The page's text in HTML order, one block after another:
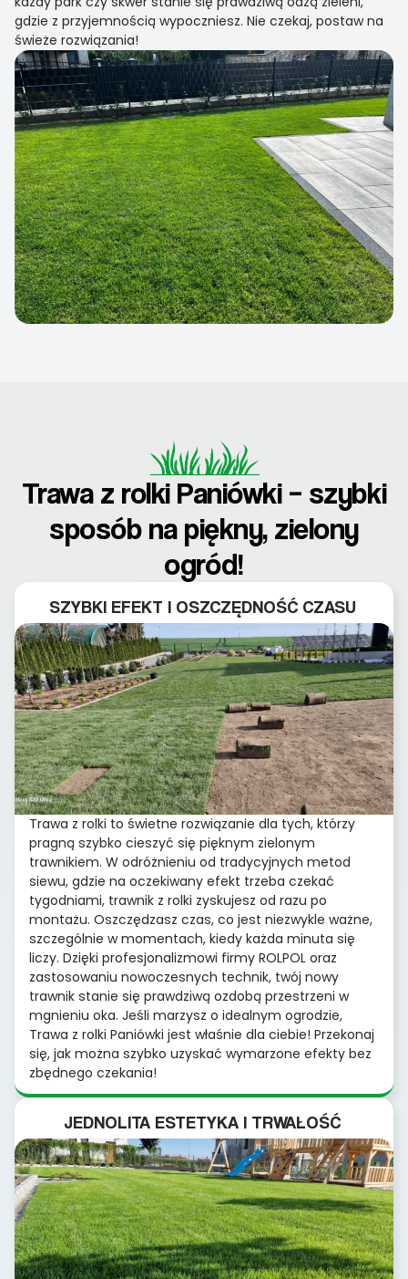
gdzie z przyjemnością wypoczniesz. Nie czekaj, postaw na
świeże rozwiązania!
Trawa z rolki Paniówki – szybki
sposób na piękny, zielony
ogród!
SZYBKI EFEKT I OSZCZĘDNOŚĆ CZASU
Trawa z rolki to świetne rozwiązanie dla tych, którzy
pragną szybko cieszyć się pięknym zielonym
trawnikiem. W odróżnieniu od tradycyjnych metod
siewu, gdzie na oczekiwany efekt trzeba czekać
tygodniami, trawnik z rolki zyskujesz od razu po
montażu. Oszczędzasz czas, co jest niezwykle ważne,
szczególnie w momentach, kiedy każda minuta się
liczy. Dzięki profesjonalizmowi firmy ROLPOL oraz
zastosowaniu nowoczesnych technik, twój nowy
trawnik stanie się prawdziwą ozdobą przestrzeni w
mgnieniu oka. Jeśli marzysz o idealnym ogrodzie,
Trawa z rolki Paniówki jest właśnie dla ciebie! Przekonaj
się, jak można szybko uzyskać wymarzone efekty bez
zbędnego czekania!
JEDNOLITA ESTETYKA I TRWAŁOŚĆ